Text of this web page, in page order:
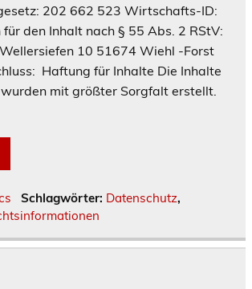
202 662 523 Wirtschafts-ID:
den Inhalt nach § 55 Abs. 2 RStV:
10 51674 Wiehl -Forst
Haftung für Inhalte Die Inhalte
mit größter Sorgfalt erstellt.
Schlagwörter: Datenschutz,